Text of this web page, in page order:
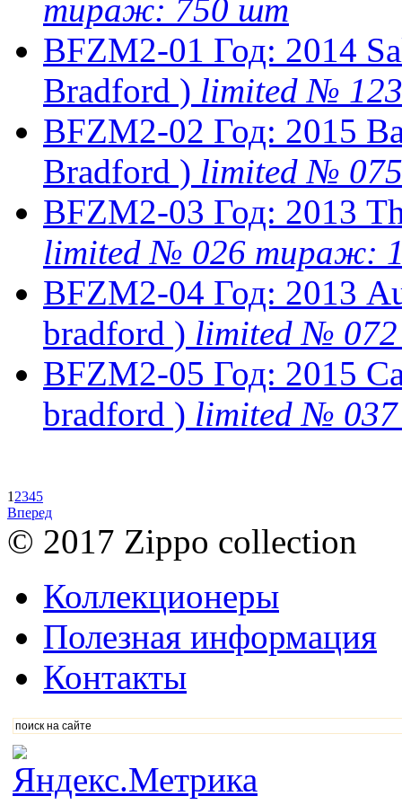
тираж: 750 шт
BFZM2-01 Год: 2014
Bradford ) limited №
BFZM2-02 Год: 2015
Bradford ) limited №
BFZM2-03 Год: 2013
limited № 026 тираж:
BFZM2-04 Год: 2013
bradford ) limited №
BFZM2-05 Год: 2015
bradford ) limited №
1 2345
Вперед
© 2017 Zippo collection
Коллекционеры
Полезная информация
Контакты